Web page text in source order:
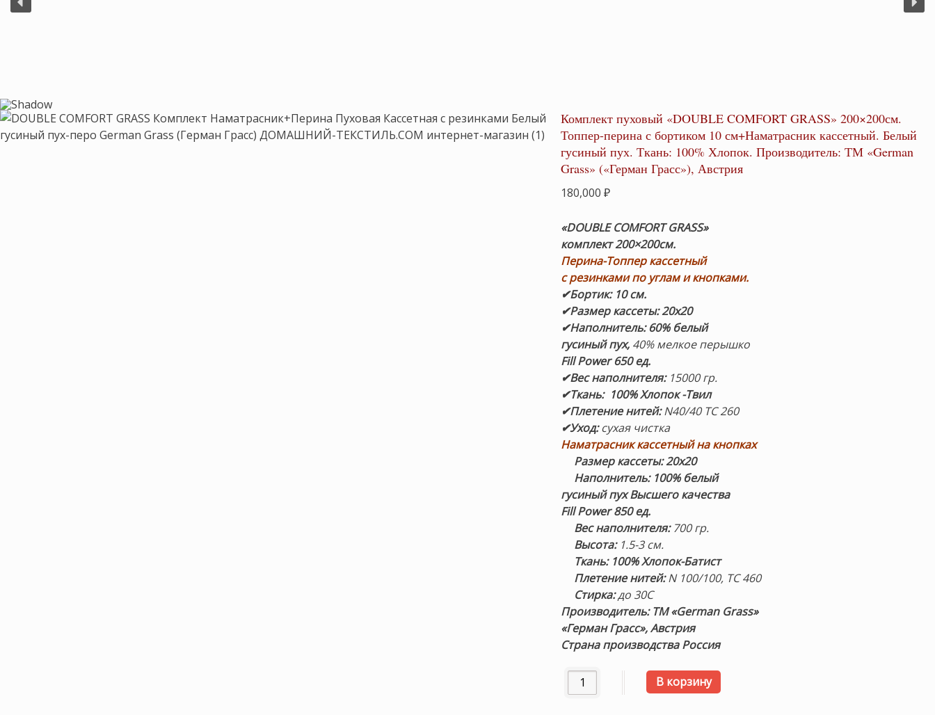
Комплект пуховый «DOUBLE COMFORT GRASS» 200×200см.
Топпер-перина с бортиком 10 см+Наматрасник кассетный. Белый
гусиный пух. Ткань: 100% Хлопок. Производитель: ТМ «German
Grass» («Герман Грасс»), Австрия
180,000₽
«DOUBLE COMFORT GRASS»
комплект 200×200см.
Перина-Топпер кассетный
c резинками по углам и кнопками.
✔Бортик: 10 см.
✔Размер кассеты: 20х20
✔Наполнитель: 60% белый
гусиный пух, 40% мелкое перышко
Fill Power 650 ед.
✔Вес наполнителя:15000 гр.
✔Ткань: 100% Хлопок -Твил
✔Плетение нитей:N40/40 TC 260
✔Уход:сухая чистка
Наматрасник кассетный на кнопках
Размер кассеты: 20х20
Наполнитель: 100% белый
гусиный пух Высшего качества
Fill Power 850ед.
Вес наполнителя:700 гр.
Высота:1.5-3 см.
Ткань: 100% Хлопок-Батист
Плетение нитей:N 100/100, ТС 460
Стирка:до 30С
Производитель: ТМ «German Grass»
«Герман Грасс», Австрия
Страна производства Россия
Количество товара Комплект пуховый «DOUBLE COMFORT
В корзину